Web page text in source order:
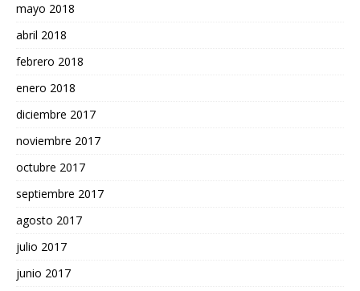
mayo 2018
abril 2018
febrero 2018
enero 2018
diciembre 2017
noviembre 2017
octubre 2017
septiembre 2017
agosto 2017
julio 2017
junio 2017